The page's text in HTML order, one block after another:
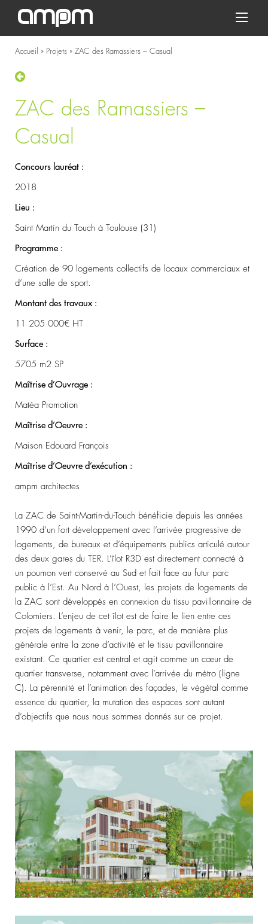
Accueil » Projets » ZAC des Ramassiers – Casual
ZAC des Ramassiers –
Casual
Concours lauréat :
2018
Lieu :
Saint Martin du Touch à Toulouse (31)
Programme :
Création de 90 logements collectifs de locaux commerciaux et
d’une salle de sport.
Montant des travaux :
11 205 000€ HT
Surface :
5705 m2 SP
Maîtrise d’Ouvrage :
Matéa Promotion
Maîtrise d’Oeuvre :
Maison Edouard François
Maîtrise d’Oeuvre d’exécution :
ampm architectes
La ZAC de Saint-Martin-du-Touch bénéficie depuis les années
1990 d’un fort développement avec l’arrivée progressive de
logements, de bureaux et d’équipements publics articulé autour
des deux gares du TER. L’îlot R3D est directement connecté à
un poumon vert conservé au Sud et fait face au futur parc
public à l’Est. Au Nord à l’Ouest, les projets de logements de
la ZAC sont développés en connexion du tissu pavillonnaire de
Colomiers. L’enjeu de cet îlot est de faire le lien entre ces
projets de logements à venir, le parc, et de manière plus
générale entre la zone d’activité et le tissu pavillonnaire
existant. Ce quartier est central et agit comme un cœur de
quartier transverse, notamment avec l’arrivée du métro (ligne
C). La pérennité et l’animation des façades, le végétal comme
essence du quartier, la mutation des espaces sont autant
d’objectifs que nous nous sommes donnés sur ce projet.